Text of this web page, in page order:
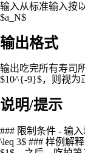
输入从标准输入按
$a_N$
输出格式
输出吃完所有寿司
$10^{-9}$，则视为
说明/提示
### 限制条件 - 输入
\leq 3$ ### 样例解